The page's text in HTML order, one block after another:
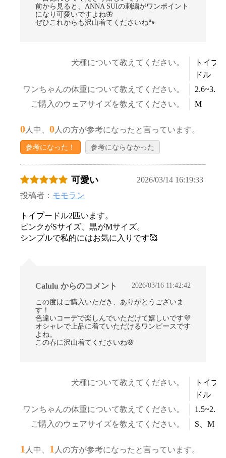
前から見ると、ANNA SUIの刺繍がワンポイント
になり可愛いですよね🦋
ぜひこれからも沢山着てくださいね🐾
犬種について教えてください。
トイプ
ドル
ワンちゃんの体重について教えてください。
ご購入のウェアサイズを教えてください。
M
0 人中、 0 人の方が参考になったと言っています。
参考になった！ 参考にならなかった
可愛い
2026/03/14 16:19:33
投稿者： モモラン
トイプードル2匹います。
ピンクがSサイズ、黒がMサイズ。
シンプルで私的にはお気に入りです🥰
Calulu からのコメント 2026/03/16 11:42:42
この度はご購入いただき、ありがとうございま
す！
色違いコーデで楽しんでいただけて嬉しいです💜
オシャレで上品に着ていただけるワンピースです
よね。
この春に沢山着てくださいね🌸
犬種について教えてください。
トイプ
ドル
ワンちゃんの体重について教えてください。
ご購入のウェアサイズを教えてください。
S、M
1 人中、 1 人の方が参考になったと言っています。